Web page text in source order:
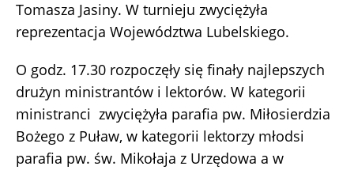
Tomasza Jasiny. W turnieju zwyciężyła
reprezentacja Województwa Lubelskiego.
O godz. 17.30 rozpoczęły się finały najlepszych
drużyn ministrantów i lektorów. W kategorii
ministranci zwyciężyła parafia pw. Miłosierdzia
Bożego z Puław, w kategorii lektorzy młodsi
parafia pw. św. Mikołaja z Urzędowa a w